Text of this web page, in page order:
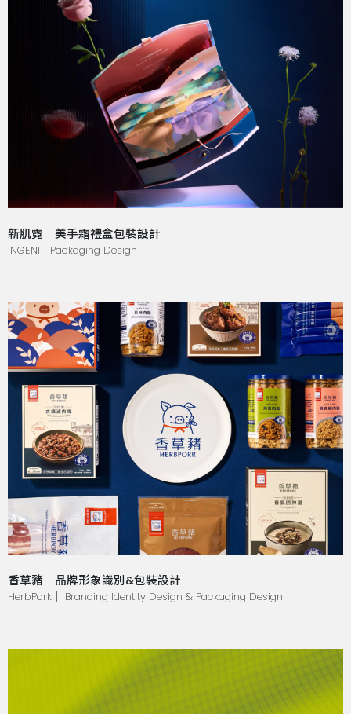
新肌霓｜美手霜禮盒包裝設計
INGENI｜Packaging Design
香草豬｜品牌形象識別&包裝設計
HerbPork｜ Branding Identity Design & Packaging Design